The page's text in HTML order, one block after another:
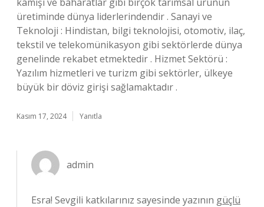
üretiminde dünya liderlerindendir . Sanayi ve
Teknoloji : Hindistan, bilgi teknolojisi, otomotiv, ilaç,
tekstil ve telekomünikasyon gibi sektörlerde dünya
genelinde rekabet etmektedir . Hizmet Sektörü :
Yazılım hizmetleri ve turizm gibi sektörler, ülkeye
büyük bir döviz girişi sağlamaktadır .
Kasım 17, 2024 Yanıtla
admin
Esra! Sevgili katkılarınız sayesinde yazının güçlü